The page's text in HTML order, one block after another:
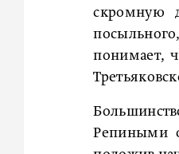
скромную
понимает,
Репиными